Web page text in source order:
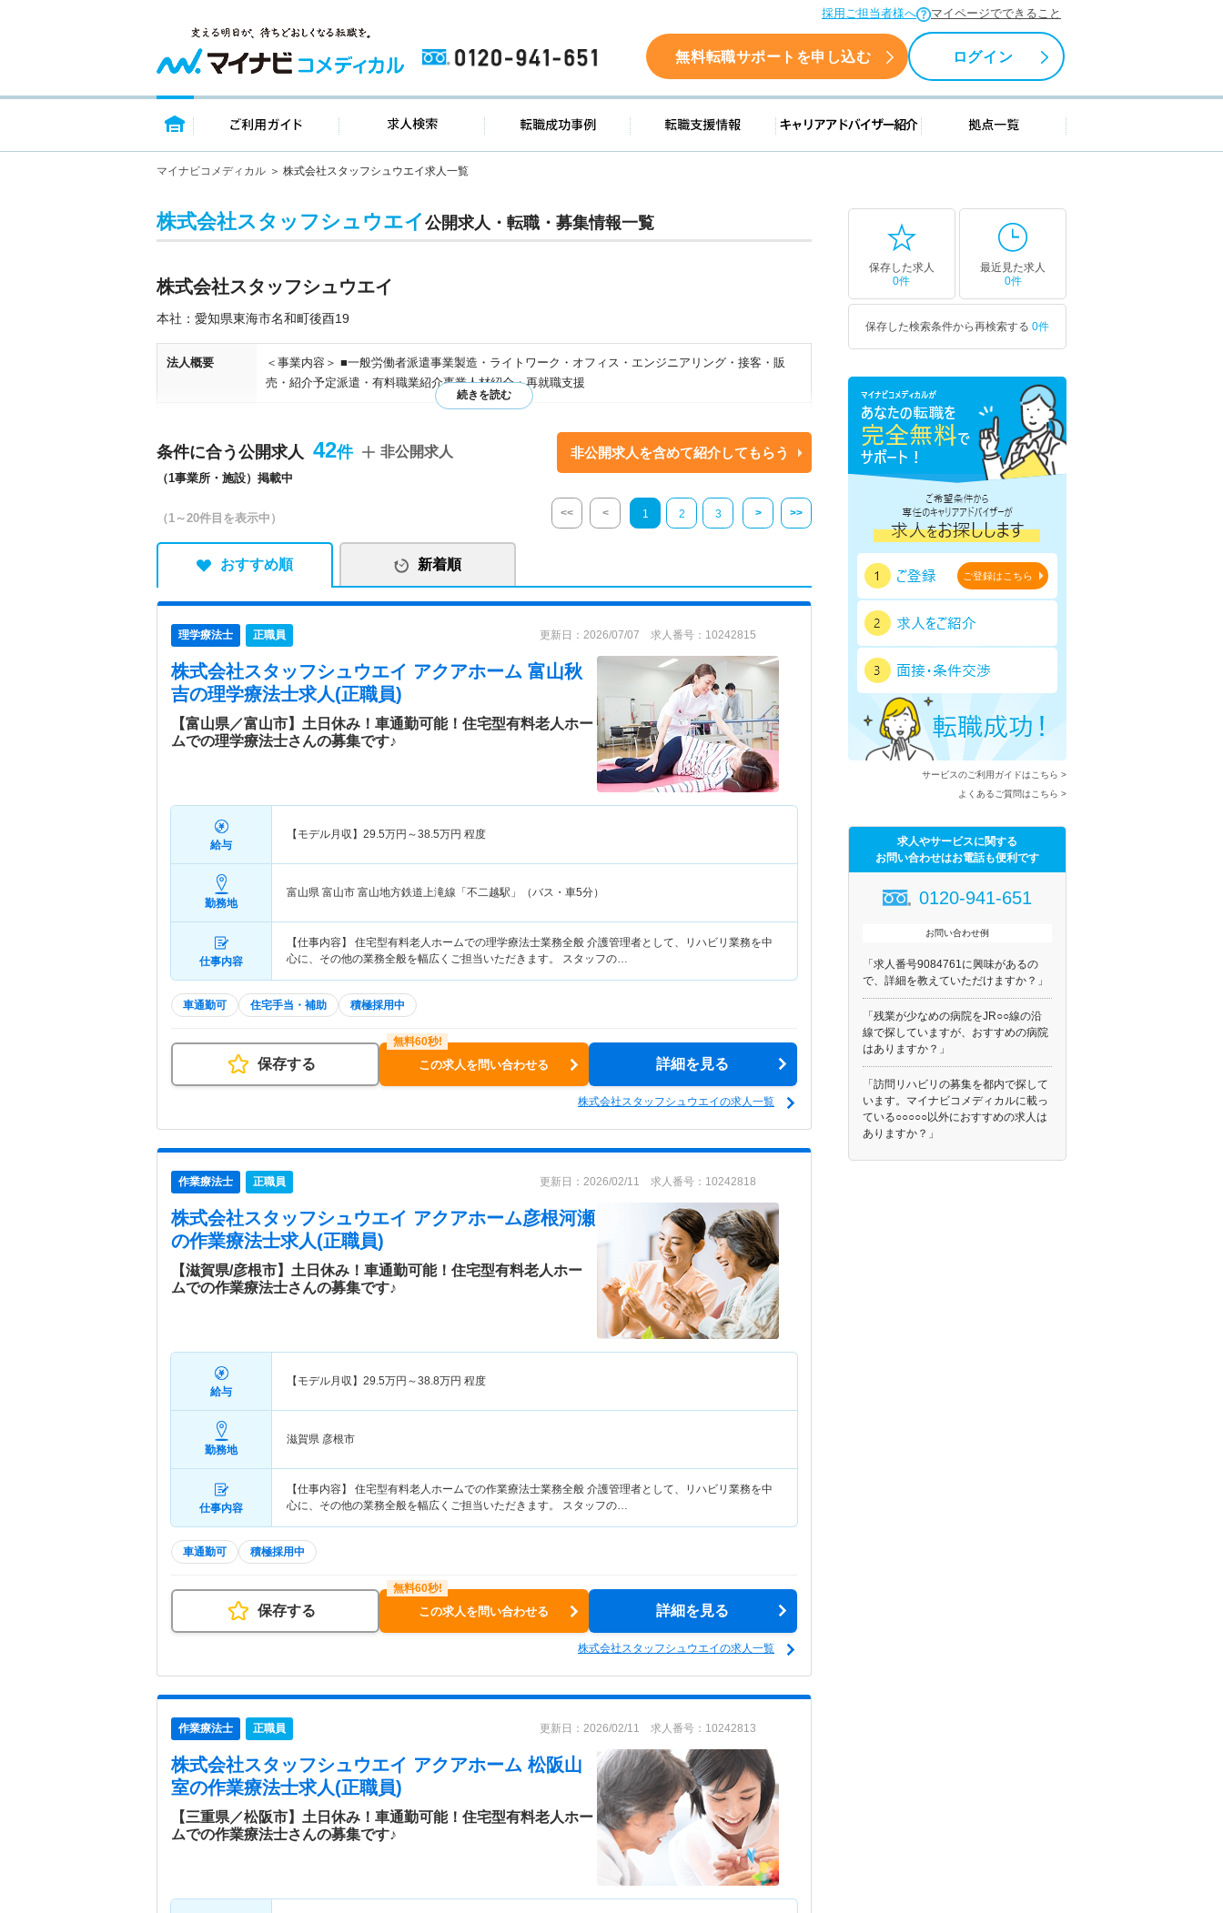
採用ご担当者様へ マイページでできること
0120-941-651 無料転職サポートを申し込む ログイン
トップページ ご利用ガイド 求人検索 転職成功事例 転職支援情報 キャリアアドバイザー紹介 拠点一覧
マイナビコメディカル 株式会社スタッフシュウエイ求人一覧
株式会社スタッフシュウエイ公開求人・転職・募集情報一覧
株式会社スタッフシュウエイ
本社：愛知県東海市名和町後酉19
法人概要
＜事業内容＞ ■一般労働者派遣事業製造・ライトワーク・オフィス・エンジニアリング・接客・販
売・紹介予定派遣・有料職業紹介事業人材紹介・再就職支援
住宅型有料老人ホームでは、看護師が24時間常駐しているため、医療依存度の高い方でも安心してお
過ごしいただける環境が整っています。
条件に合う公開求人 42
（1事業所・施設）掲載中
非公開求人 非公開求人を含めて紹介してもらう
（1～20件目を表示中） << < 1 2 3 > >>
おすすめ順 新着順
理学療法士 正職員 更新日：2026/07/07 求人番号：10242815
株式会社スタッフシュウエイ アクアホーム 富山秋
吉の理学療法士求人(正職員)
【富山県／富山市】土日休み！車通勤可能！住宅型有料老人ホー
ムでの理学療法士さんの募集です♪
給与
【モデル月収】 29.5万円～38.5万円 程度
勤務地
富山県 富山市 富山地方鉄道上滝線「不二越駅」（バス・車5分）
仕事内容
【仕事内容】 住宅型有料老人ホームでの理学療法士業務全般 介護管理者として、リハビリ業務を中
心に、その他の業務全般を幅広くご担当いただきます。 スタッフの…
車通勤可 住宅手当・補助 積極採用中
保存する この求人を問い合わせる 詳細を見る
株式会社スタッフシュウエイの求人一覧
作業療法士 正職員 更新日：2026/02/11 求人番号：10242818
株式会社スタッフシュウエイ アクアホーム彦根河瀬
の作業療法士求人(正職員)
【滋賀県/彦根市】土日休み！車通勤可能！住宅型有料老人ホー
ムでの作業療法士さんの募集です♪
給与
【モデル月収】 29.5万円～38.8万円 程度
勤務地
滋賀県 彦根市
仕事内容
【仕事内容】 住宅型有料老人ホームでの作業療法士業務全般 介護管理者として、リハビリ業務を中
心に、その他の業務全般を幅広くご担当いただきます。 スタッフの…
車通勤可 積極採用中
保存する この求人を問い合わせる 詳細を見る
株式会社スタッフシュウエイの求人一覧
作業療法士 正職員 更新日：2026/02/11 求人番号：10242813
株式会社スタッフシュウエイ アクアホーム 松阪山
室の作業療法士求人(正職員)
【三重県／松阪市】土日休み！車通勤可能！住宅型有料老人ホー
ムでの作業療法士さんの募集です♪
保存した求人
0件
最近見た求人
0件
保存した検索条件から再検索する 0件
ご登録はこちら
サービスのご利用ガイドはこちら >
よくあるご質問はこちら >
求人やサービスに関する
お問い合わせはお電話も便利です
0120-941-651
お問い合わせ例
「求人番号9084761に興味があるの
で、詳細を教えていただけますか？」
「残業が少なめの病院をJR○○線の沿
線で探していますが、おすすめの病院
はありますか？」
「訪問リハビリの募集を都内で探して
います。マイナビコメディカルに載っ
ている○○○○○以外におすすめの求人は
ありますか？」